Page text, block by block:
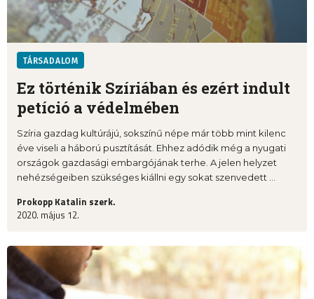
TÁRSADALOM
Ez történik Szíriában és ezért indult
petíció a védelmében
Szíria gazdag kultúrájú, sokszínű népe már több mint kilenc
éve viseli a háború pusztítását. Ehhez adódik még a nyugati
országok gazdasági embargójának terhe. A jelen helyzet
nehézségeiben szükséges kiállni egy sokat szenvedett ...
Prokopp Katalin szerk.
2020. május 12.